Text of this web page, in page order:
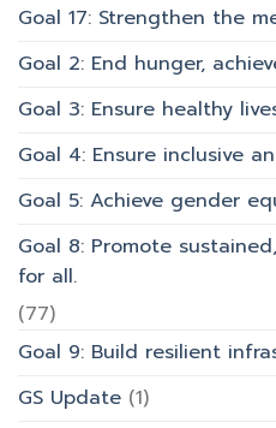
Goal 17: Strengthen the
Goal 2: End hunger,
Goal 3: Ensure healthy
Goal 4: Ensure inclusive
Goal 5: Achieve gender
Goal 8: Promote
for all.
(77)
Goal 9: Build resilient
GS Update (1)